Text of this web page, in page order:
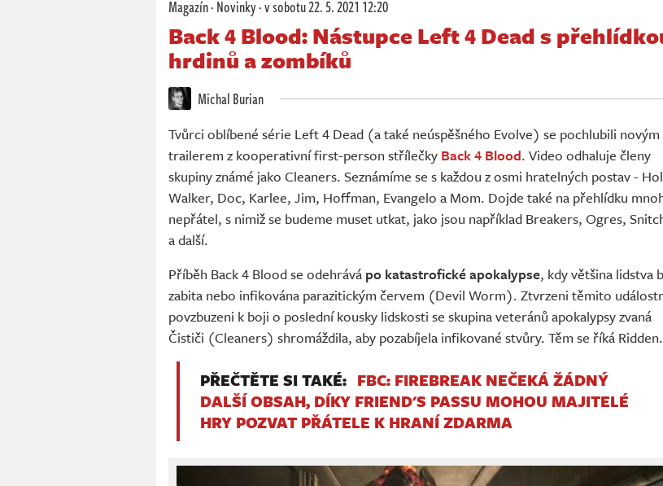
Magazín·Novinky·v sobotu22. 5. 2021 12:20
Back 4 Blood: Nástupce Left 4 Dead s
hrdinů a zombíků
Michal Burian
Tvůrci oblíbené série Left 4 Dead (a také neúspěšného Evolve) se pochlubili novým
trailerem z kooperativní first-person střílečky Back 4 Blood. Video odhaluje členy
skupiny známé jako Cleaners. Seznámíme se s každou z osmi hratelných postav -
Walker, Doc, Karlee, Jim, Hoffman, Evangelo a Mom. Dojde také na přehlídku
nepřátel, s nimiž se budeme muset utkat, jako jsou například Breakers, Ogres,
a další.
Příběh Back 4 Blood se odehrává po katastrofické apokalypse, kdy většina lidstva
zabita nebo infikována parazitickým červem (Devil Worm). Ztvrzeni těmito
povzbuzeni k boji o poslední kousky lidskosti se skupina veteránů apokalypsy zvaná
Čističi (Cleaners) shromáždila, aby pozabíjela infikované stvůry. Těm se říká Ridden.
PŘEČTĚTE SI TAKÉ: FBC: FIREBREAK NEČEKÁ ŽÁDNÝ
DALŠÍ OBSAH, DÍKY FRIEND'S PASSU MOHOU MAJITELÉ
HRY POZVAT PŘÁTELE K HRANÍ ZDARMA